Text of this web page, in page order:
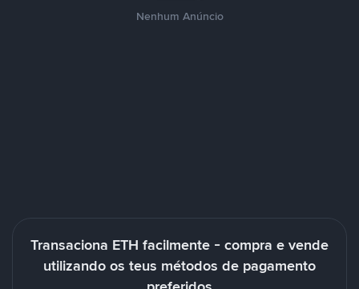
Nenhum Anúncio
Transaciona ETH facilmente - compra e vende
utilizando os teus métodos de pagamento